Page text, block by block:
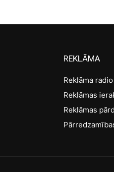
REKLĀMA
Reklāma radio
Reklāmas
Reklāmas